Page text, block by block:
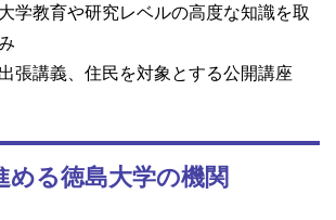
学教育や研究レベルの高度な知識を取
張講義、住民を対象とする公開講座
める徳島大学の機関